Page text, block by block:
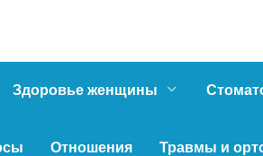
Здоровье женщины
Отношения Травмы и